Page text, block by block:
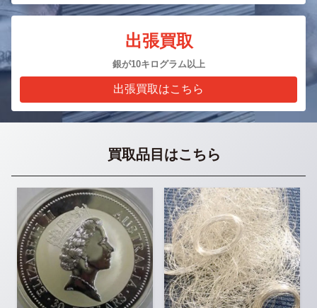
出張買取
銀が10キログラム以上
出張買取はこちら
買取品目はこちら